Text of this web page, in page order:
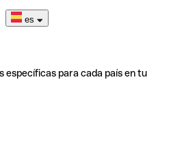
es
específicas para cada país en tu